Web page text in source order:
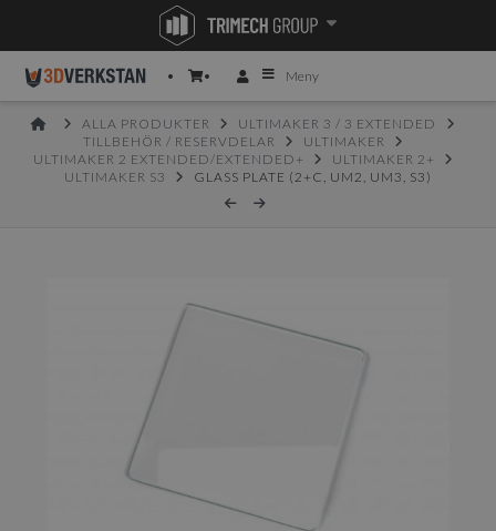
Meny
HOMEALLA PRODUKTER
ULTIMAKER 3 / 3 EXTENDED
TILLBEHÖR / RESERVDELAR
ULTIMAKER
ULTIMAKER 2 EXTENDED/EXTENDED+
ULTIMAKER 2+
ULTIMAKER S3
GLASS PLATE (2+C, UM2, UM3, S3)